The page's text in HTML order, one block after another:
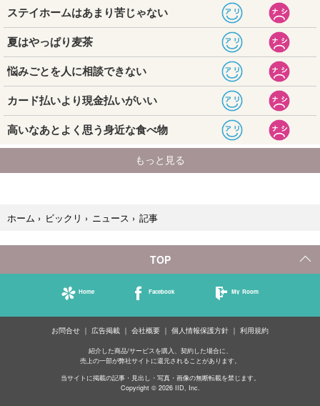
ホーム › ビックリ › ニュース › 記事
TOP
Home Facebook My Room
お問合せ 広告掲載 会社概要 個人情報保護方針 利用規約
紹介した商品/サービスを購入、契約した場合に、
売上の一部が弊社サイトに還元されることがあります。
当サイトに掲載の記事・見出し・写真・画像の無断転載を禁じます。
Copyright © 2026 IID, Inc.